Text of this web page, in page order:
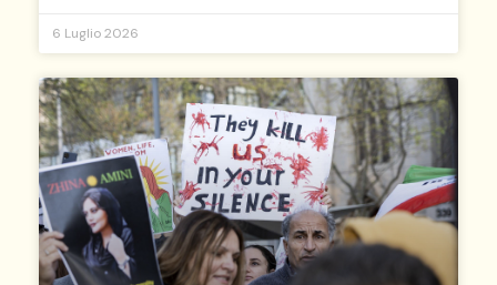
6 Luglio 2026